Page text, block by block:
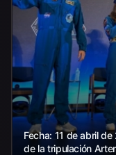
Fecha: 11 de abril
de la tripulación